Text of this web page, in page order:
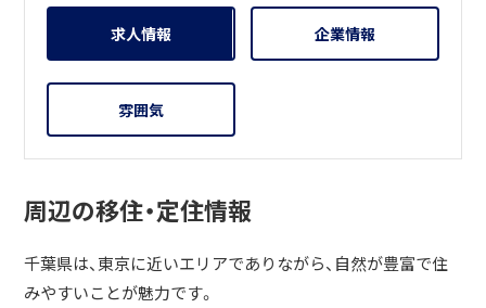
求人情報 企業情報
雰囲気
周辺の移住・定住情報
千葉県は、東京に近いエリアでありながら、自然が豊富で住
みやすいことが魅力です。